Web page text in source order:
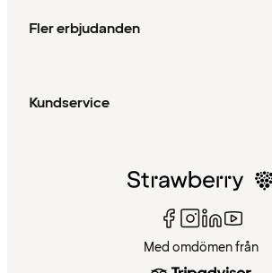
Fler erbjudanden
Kundservice
Med omdömen från